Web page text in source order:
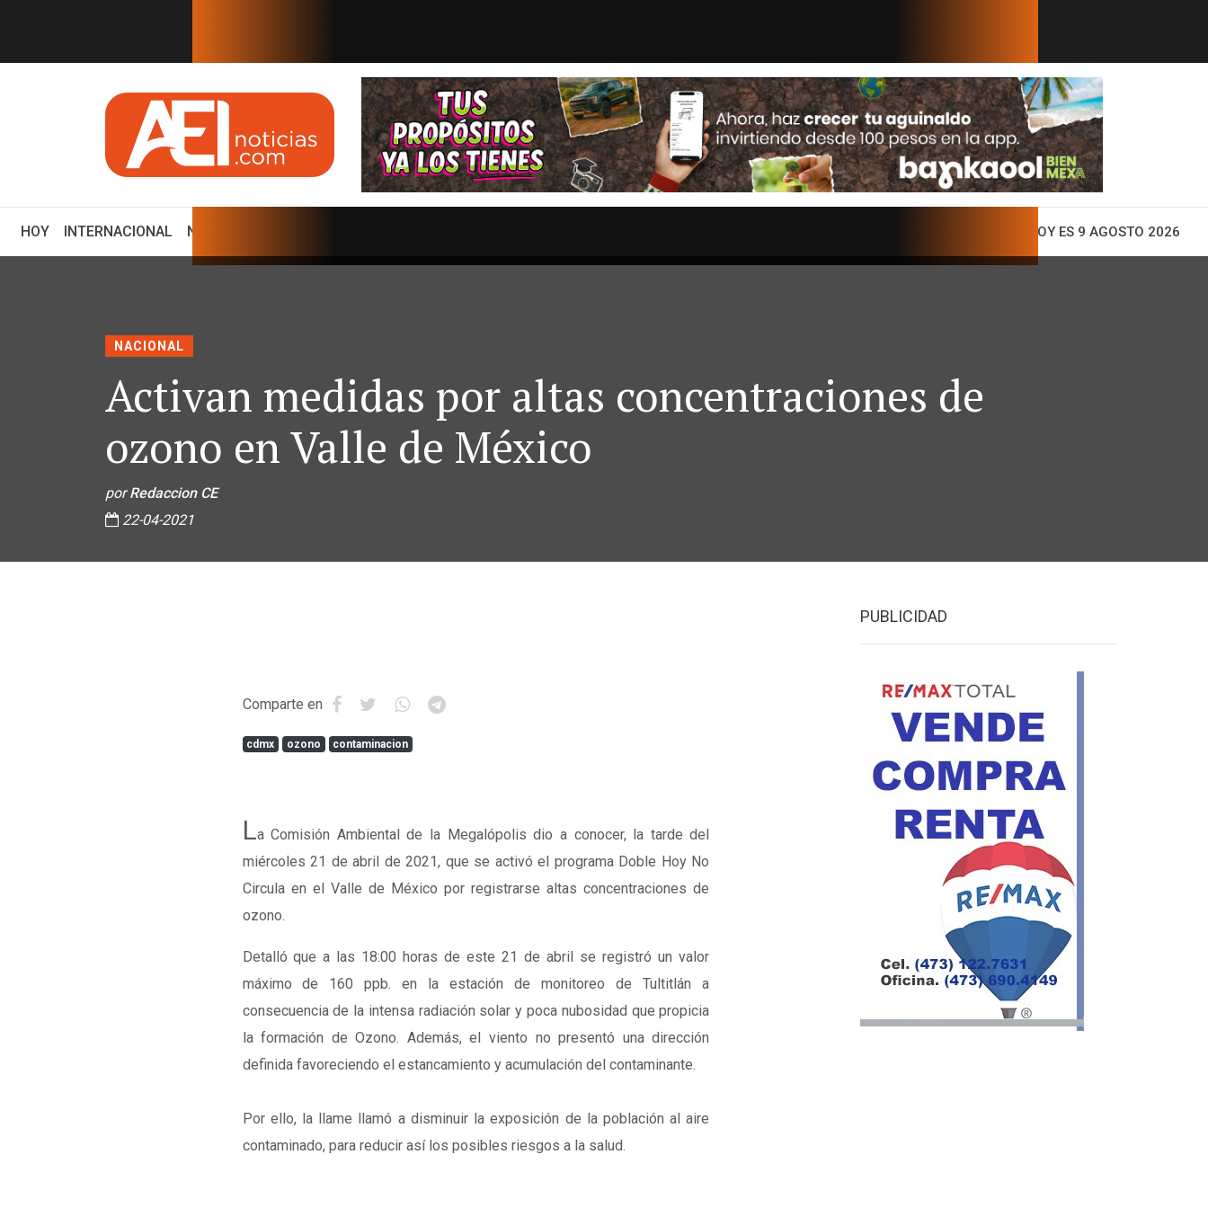
EN TIEMPO REAL
de interés; *Rele... PRECANDIDATOS 2027: ULISES MEJÍA HARO AVENTAJA POR 2... Isla Mujeres libre de Sargazo Abelardo de la
HOY(CURRENT)
INTERNACIONAL NACIONAL HOY ES 9 AGOSTO 2026
NACIONAL
Activan medidas por altas concentraciones de
ozono en Valle de México
porRedaccion CE
22-04-2021
Comparte en
cdmx ozono contaminacion
LaComisión Ambiental de la Megalópolis dio a conocer, la tarde del
miércoles 21 de abril de 2021, que se activó el programa Doble Hoy No
Circula en el Valle de México por registrarse altas concentraciones de
ozono.
Detalló que a las 18:00 horas de este 21 de abril se registró un valor
máximo de 160 ppb. en la estación de monitoreo de Tultitlán a
consecuencia de la intensa radiación solar y poca nubosidad que propicia
la formación de Ozono. Además, el viento no presentó una dirección
definida favoreciendo el estancamiento y acumulación del contaminante.
Por ello, la llame llamó a disminuir la exposición de la población al aire
contaminado, para reducir así los posibles riesgos a la salud.
PUBLICIDAD